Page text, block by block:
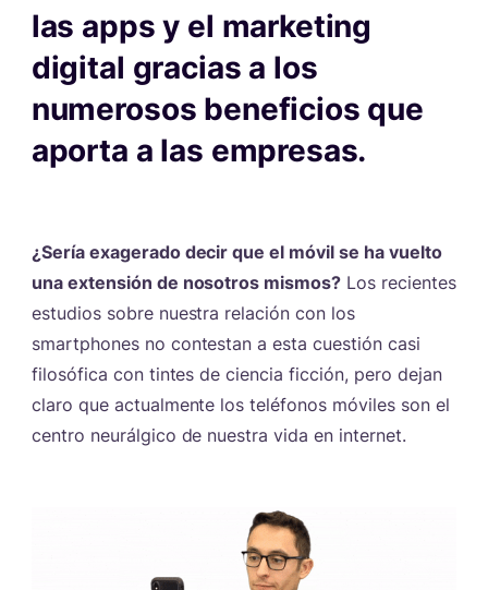
las apps y el marketing
digital gracias a los
numerosos beneficios que
aporta a las empresas.
¿Sería exagerado decir que el móvil se ha vuelto
una extensión de nosotros mismos? Los recientes
estudios sobre nuestra relación con los
smartphones no contestan a esta cuestión casi
filosófica con tintes de ciencia ficción, pero dejan
claro que actualmente los teléfonos móviles son el
centro neurálgico de nuestra vida en internet.